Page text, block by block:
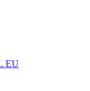
EU